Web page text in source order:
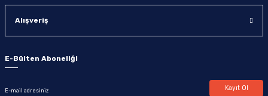
Alışveriş
E-Bülten Aboneliği
Kayıt Ol